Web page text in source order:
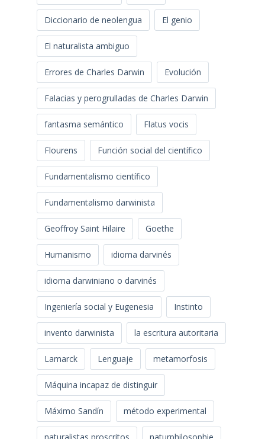
Diccionario de neolengua El genio
El naturalista ambiguo
Errores de Charles Darwin Evolución
Falacias y perogrulladas de Charles Darwin
fantasma semántico Flatus vocis
Flourens Función social del científico
Fundamentalismo científico
Fundamentalismo darwinista
Geoffroy Saint Hilaire Goethe
Humanismo idioma darvinés
idioma darwiniano o darvinés
Ingeniería social y Eugenesia Instinto
invento darwinista la escritura autoritaria
Lamarck Lenguaje metamorfosis
Máquina incapaz de distinguir
Máximo Sandín método experimental
naturalistas proscritos naturphilosophie